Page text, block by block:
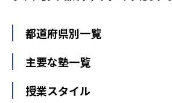
都道府県別一覧
北海道・東北
山形県
福島県
主要な塾一覧
【掲載塾一覧を見る】
授業スタイル